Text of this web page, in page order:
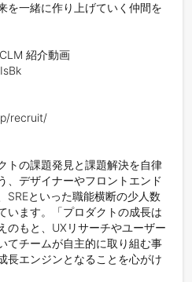
を一緒に作り上げていく仲間を
紹介動画
recruit/
トの課題発見と課題解決を自律
、デザイナーやフロントエンド
SREといった職能横断の少人数
います。「プロダクトの成長は
のもと、UXリサーチやユーザー
てチームが自主的に取り組む事
長エンジンとなることを心がけ